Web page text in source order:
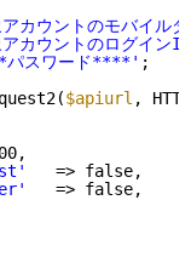
カウントのモバイル
カウントのログイン
スワード****' ;
$apiurl ,
=> false,
=> false,